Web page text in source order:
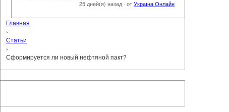
25 дней(я) назад· отУкраїна Онлайн
Главная
›
Статьи
›
Сформируется ли новый нефтяной пакт?